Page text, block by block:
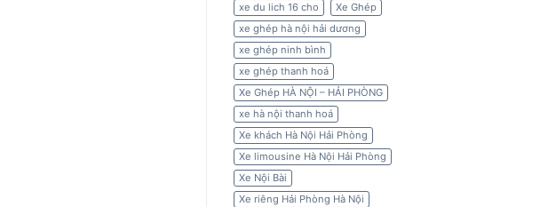
xe du lich 16 cho
Xe Ghép
xe ghép hà nội hải dương
xe ghép ninh bình
xe ghép thanh hoá
Xe Ghép HÀ NỘI – HẢI PHÒNG
xe hà nội thanh hoá
Xe khách Hà Nội Hải Phòng
Xe limousine Hà Nội Hải Phòng
Xe Nội Bài
Xe riêng Hải Phòng Hà Nội